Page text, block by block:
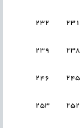
231
232
238
239
245
246
252
253